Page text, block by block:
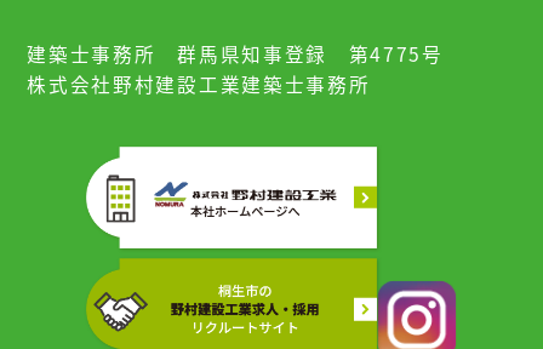
建築士事務所 群馬県知事登録 第4775号
株式会社野村建設工業建築士事務所